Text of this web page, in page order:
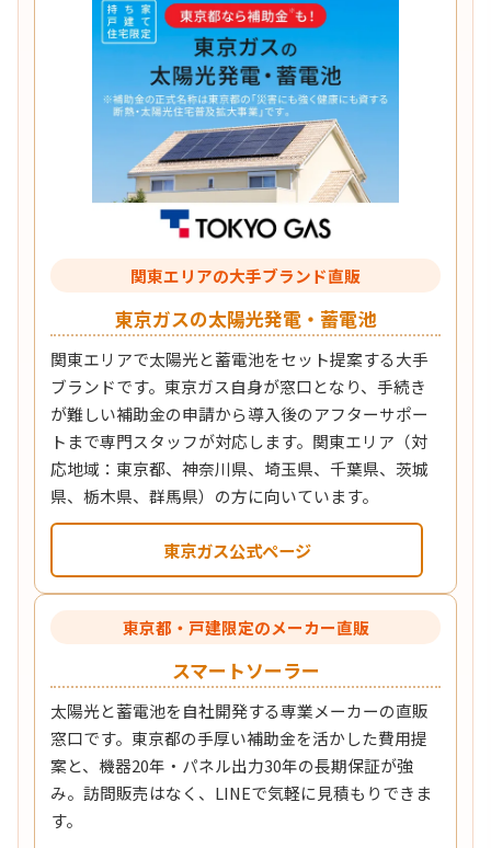
関東エリアの大手ブランド直販
東京ガスの太陽光発電・蓄電池
関東エリアで太陽光と蓄電池をセット提案する大手
ブランドです。東京ガス自身が窓口となり、手続き
が難しい補助金の申請から導入後のアフターサポー
トまで専門スタッフが対応します。関東エリア（対
応地域：東京都、神奈川県、埼玉県、千葉県、茨城
県、栃木県、群馬県）の方に向いています。
東京ガス公式ページ
東京都・戸建限定のメーカー直販
スマートソーラー
太陽光と蓄電池を自社開発する専業メーカーの直販
窓口です。東京都の手厚い補助金を活かした費用提
案と、機器20年・パネル出力30年の長期保証が強
み。訪問販売はなく、LINEで気軽に見積もりできま
す。